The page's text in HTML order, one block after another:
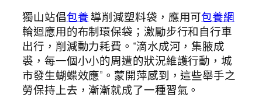
獨山站倡包養導削減塑料袋，應用可包養網
輪迴應用的布制環保袋；激勵步行和自行車
出行，削減動力耗費。“滴水成河，集腋成
裘，每一個小小的周遭的狀況維護行動，城
市發生蝴蝶效應”。蒙開萍感到，這些舉手之
勞保持上去，漸漸就成了一種習氣。